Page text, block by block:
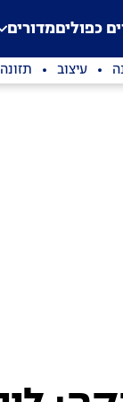
error: a
כפוליםמדורים
עיצוב